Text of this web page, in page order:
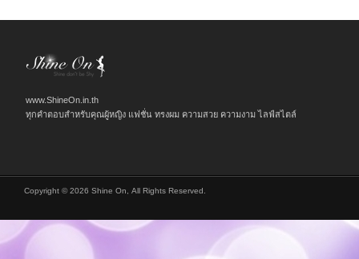
www.ShineOn.in.th
ทุกคำตอบสำหรับคุณผู้หญิง แฟชั่น ทรงผม ความสวย ความงาม ไลฟ์สไตล์
Copyright © 2026 Shine On, All Rights Reserved.